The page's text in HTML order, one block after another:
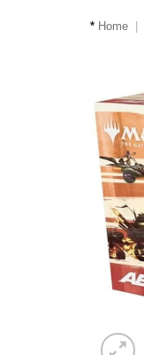
* Home